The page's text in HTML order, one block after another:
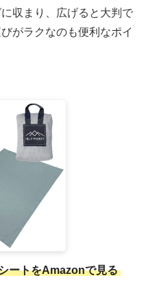
収まり、広げると大判で
がラクなのも便利なポイ
ートをAmazonで見る